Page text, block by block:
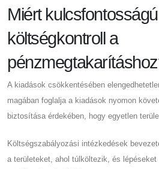
Miért
költségkontroll a
A kiadások csökkentésében
magában foglalja a kiadások nyomon
biztosítása érdekében, hogy egyetlen
Költségszabályozási intézkedések
a területeket, ahol túlköltezik, és lépéseket